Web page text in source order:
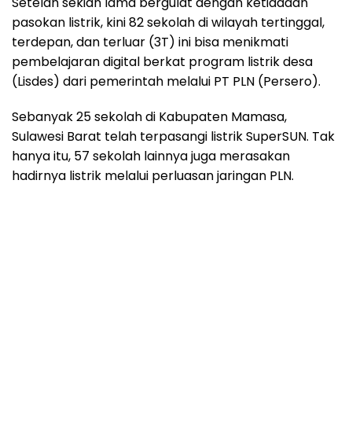
pasokan listrik, kini 82 sekolah di wilayah tertinggal,
terdepan, dan terluar (3T) ini bisa menikmati
pembelajaran digital berkat program listrik desa
(Lisdes) dari pemerintah melalui PT PLN (Persero).
Sebanyak 25 sekolah di Kabupaten Mamasa,
Sulawesi Barat telah terpasangi listrik SuperSUN. Tak
hanya itu, 57 sekolah lainnya juga merasakan
hadirnya listrik melalui perluasan jaringan PLN.